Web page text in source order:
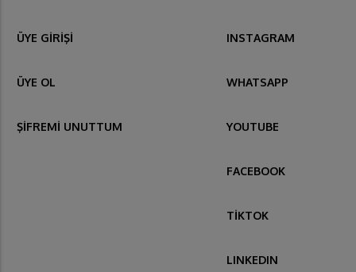
ÜYE GİRİŞİ
ÜYE OL
ŞİFREMİ UNUTTUM
INSTAGRAM
WHATSAPP
YOUTUBE
FACEBOOK
TİKTOK
LINKEDIN